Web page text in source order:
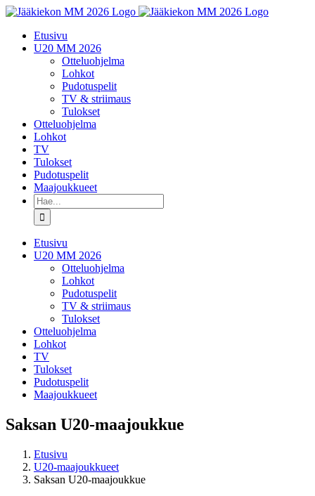
Skip
contentEtusivu
U20 MM 2026
Otteluohjelma
Lohkot
Pudotuspelit
TV & striimaus
Tulokset
Otteluohjelma
Lohkot
TV
Tulokset
Pudotuspelit
Maajoukkueet
Etsi
...
Etusivu
U20 MM 2026
Otteluohjelma
Lohkot
Pudotuspelit
TV & striimaus
Tulokset
Otteluohjelma
Lohkot
TV
Tulokset
Pudotuspelit
Maajoukkueet
Saksan U20-maajoukkue
Etusivu
U20-maajoukkueet
Saksan U20-maajoukkue